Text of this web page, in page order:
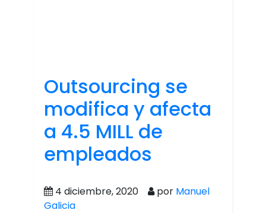
Outsourcing se
modifica y afecta
a 4.5 MILL de
empleados
4 diciembre, 2020 por Manuel
Galicia